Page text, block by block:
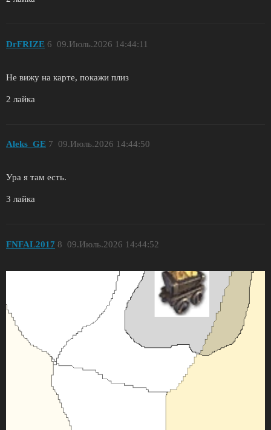
DrFRIZE 09.Июль.2026 14:44:11
6
Не вижу на карте, покажи плиз
2 лайка
Aleks_GE 09.Июль.2026 14:44:50
7
Ура я там есть.
3 лайка
FNFAL2017 09.Июль.2026 14:44:52
8